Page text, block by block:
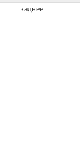
заднее